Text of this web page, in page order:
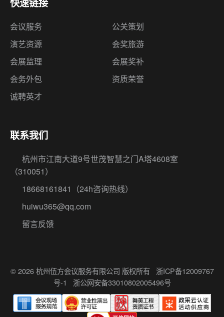
会议服务
公关策划
演艺资源
会奖旅游
会展监理
会展奖补
会务外包
资质荣誉
诚聘英才
联系我们
杭州市江南大道9号世茂智慧之门A塔4608室
（310051）
18668161841
（24h咨询热线）
huiwu365@qq.com
留言反馈
© 2026 杭州伍方会议服务有限公司 版权所有 浙ICP备12009767
号-1
浙公网安备33010802005496号